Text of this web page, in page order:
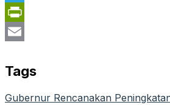
Telegram
PrintFriendly
Tags
Gubernur Rencanakan